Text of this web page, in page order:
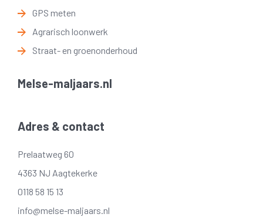
GPS meten
Agrarisch loonwerk
Straat- en groenonderhoud
Melse-maljaars.nl
Adres & contact
Prelaatweg 60
4363 NJ Aagtekerke
0118 58 15 13
info@melse-maljaars.nl